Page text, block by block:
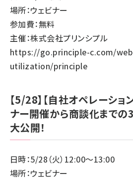
場所：ウェビナー
参加費：無料
主催：株式会社プリンシプル
https://go.principle-c.com/
utilization/principle
【5/28】【自社オペレーショ
ナー開催から商談化までの
大公開！
日時：5/28（火）12:00～13:00
場所：ウェビナー